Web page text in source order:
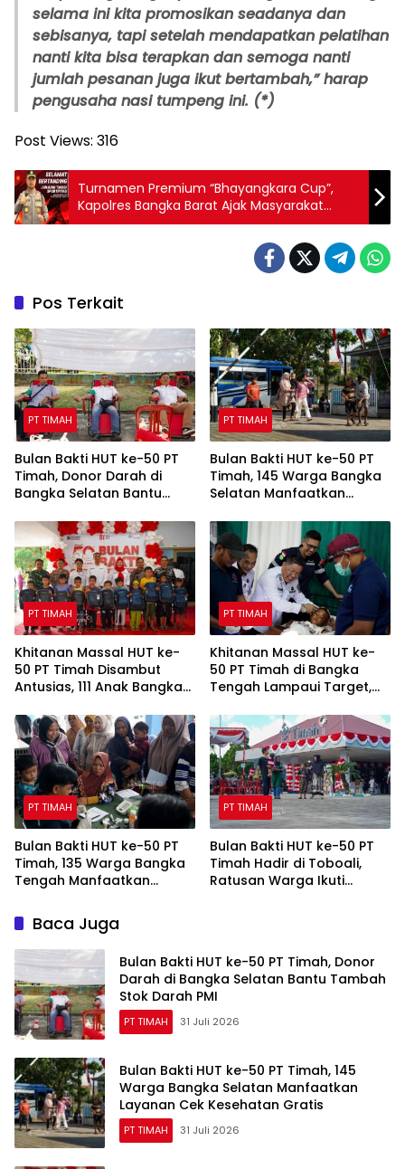
selama ini kita promosikan seadanya dan
sebisanya, tapi setelah mendapatkan pelatihan
nanti kita bisa terapkan dan semoga nanti
jumlah pesanan juga ikut bertambah,” harap
pengusaha nasi tumpeng ini. (*)
Post Views: 316
Turnamen Premium “Bhayangkara Cup”,
Kapolres Bangka Barat Ajak Masyarakat
Nonton Bola
Pos Terkait
PT TIMAH
Bulan Bakti HUT ke-50 PT
Timah, Donor Darah di
Bangka Selatan Bantu
PT TIMAH
Bulan Bakti HUT ke-50 PT
Timah, 145 Warga Bangka
Selatan Manfaatkan
Gratis
PT TIMAH
Khitanan Massal HUT ke-
50 PT Timah Disambut
Antusias, 111 Anak Bangka
PT TIMAH
Khitanan Massal HUT ke-
50 PT Timah di Bangka
Tengah Lampaui Target,
PT TIMAH
Bulan Bakti HUT ke-50 PT
Timah, 135 Warga Bangka
Tengah Manfaatkan
Gratis
PT TIMAH
Bulan Bakti HUT ke-50 PT
Timah Hadir di Toboali,
Ratusan Warga Ikuti
Baca Juga
Bulan Bakti HUT ke-50 PT Timah, Donor
Darah di Bangka Selatan Bantu Tambah
Stok Darah PMI
PT TIMAH 31 Juli 2026
Bulan Bakti HUT ke-50 PT Timah, 145
Warga Bangka Selatan Manfaatkan
Layanan Cek Kesehatan Gratis
PT TIMAH 31 Juli 2026